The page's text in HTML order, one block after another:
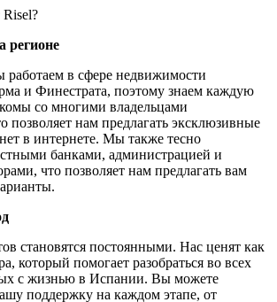
регионе
работаем в сфере недвижимости
и Финестрата, поэтому знаем каждую
со многими владельцами
позволяет нам предлагать эксклюзивные
в интернете. Мы также тесно
банками, администрацией и
что позволяет нам предлагать вам
становятся постоянными. Нас ценят как
который помогает разобраться во всех
с жизнью в Испании. Вы можете
поддержку на каждом этапе, от